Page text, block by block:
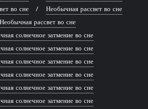
во сне
Необычная рассвет во сне
Необычная рассвет во сне
солнечное затмение во сне
солнечное затмение во сне
солнечное затмение во сне
солнечное затмение во сне
солнечное затмение во сне
солнечное затмение во сне